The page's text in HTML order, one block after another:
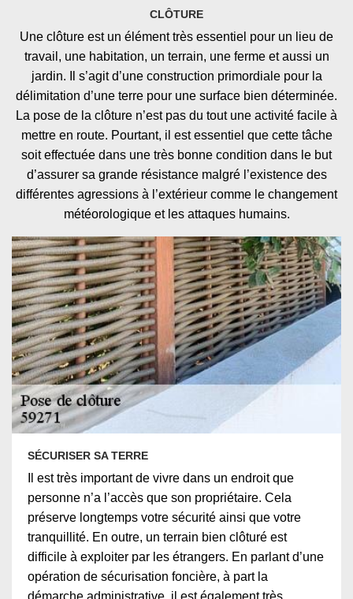
CLÔTURE
Une clôture est un élément très essentiel pour un lieu de
travail, une habitation, un terrain, une ferme et aussi un
jardin. Il s’agit d’une construction primordiale pour la
délimitation d’une terre pour une surface bien déterminée.
La pose de la clôture n’est pas du tout une activité facile à
mettre en route. Pourtant, il est essentiel que cette tâche
soit effectuée dans une très bonne condition dans le but
d’assurer sa grande résistance malgré l’existence des
différentes agressions à l’extérieur comme le changement
météorologique et les attaques humains.
SÉCURISER SA TERRE
Il est très important de vivre dans un endroit que
personne n’a l’accès que son propriétaire. Cela
préserve longtemps votre sécurité ainsi que votre
tranquillité. En outre, un terrain bien clôturé est
difficile à exploiter par les étrangers. En parlant d’une
opération de sécurisation foncière, à part la
démarche administrative, il est également très